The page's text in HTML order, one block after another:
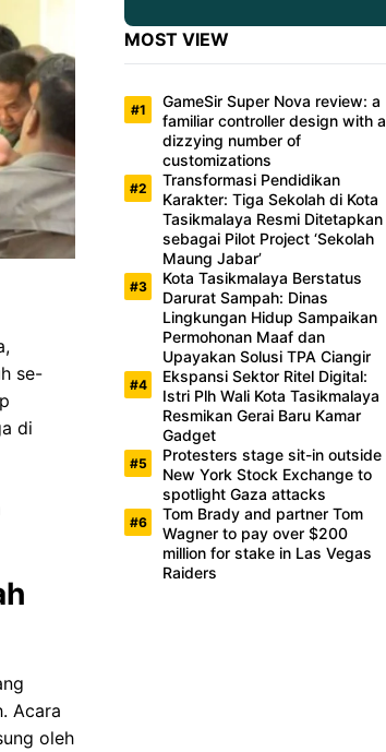
se-
di
Acara
oleh
MOST VIEW
GameSir Super Nova review: a
familiar controller design with a
dizzying number of
customizations
Transformasi Pendidikan
Karakter: Tiga Sekolah di Kota
Tasikmalaya Resmi Ditetapkan
sebagai Pilot Project ‘Sekolah
Maung Jabar’
Kota Tasikmalaya Berstatus
Darurat Sampah: Dinas
Lingkungan Hidup Sampaikan
Permohonan Maaf dan
Upayakan Solusi TPA Ciangir
Ekspansi Sektor Ritel Digital:
Istri Plh Wali Kota Tasikmalaya
Resmikan Gerai Baru Kamar
Gadget
Protesters stage sit-in outside
New York Stock Exchange to
spotlight Gaza attacks
Tom Brady and partner Tom
Wagner to pay over $200
million for stake in Las Vegas
Raiders